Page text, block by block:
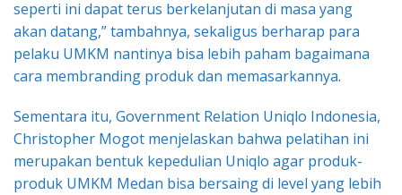
seperti ini dapat terus berkelanjutan di masa yang
akan datang,” tambahnya, sekaligus berharap para
pelaku UMKM nantinya bisa lebih paham bagaimana
cara membranding produk dan memasarkannya.
Sementara itu, Government Relation Uniqlo Indonesia,
Christopher Mogot menjelaskan bahwa pelatihan ini
merupakan bentuk kepedulian Uniqlo agar produk-
produk UMKM Medan bisa bersaing di level yang lebih